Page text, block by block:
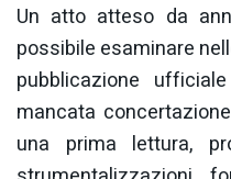
Un atto atteso da
possibile esaminare
pubblicazione
mancata
una prima lettura,